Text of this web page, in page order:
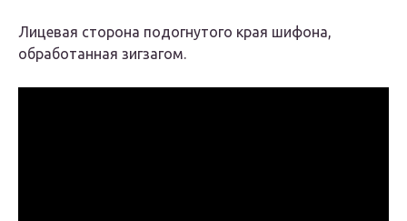
Лицевая сторона подогнутого края шифона,
обработанная зигзагом.